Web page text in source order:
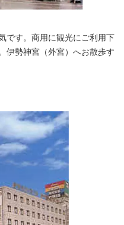
です。商用に観光にご利用下
伊勢神宮（外宮）へお散歩す